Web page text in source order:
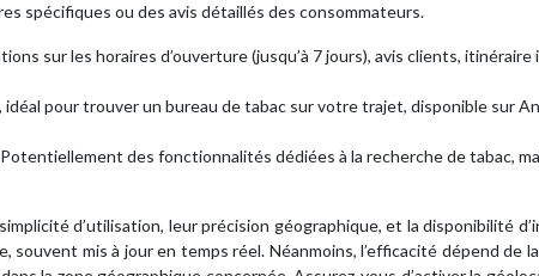
spécifiques ou des avis détaillés des consommateurs.
sur les horaires d’ouverture (jusqu’à 7 jours), avis clients, itinéraire
pour trouver un bureau de tabac sur votre trajet, disponible sur
Potentiellement des fonctionnalités dédiées à la recherche de tabac,
d’utilisation, leur précision géographique, et la disponibilité
souvent mis à jour en temps réel. Néanmoins, l’efficacité dépend de